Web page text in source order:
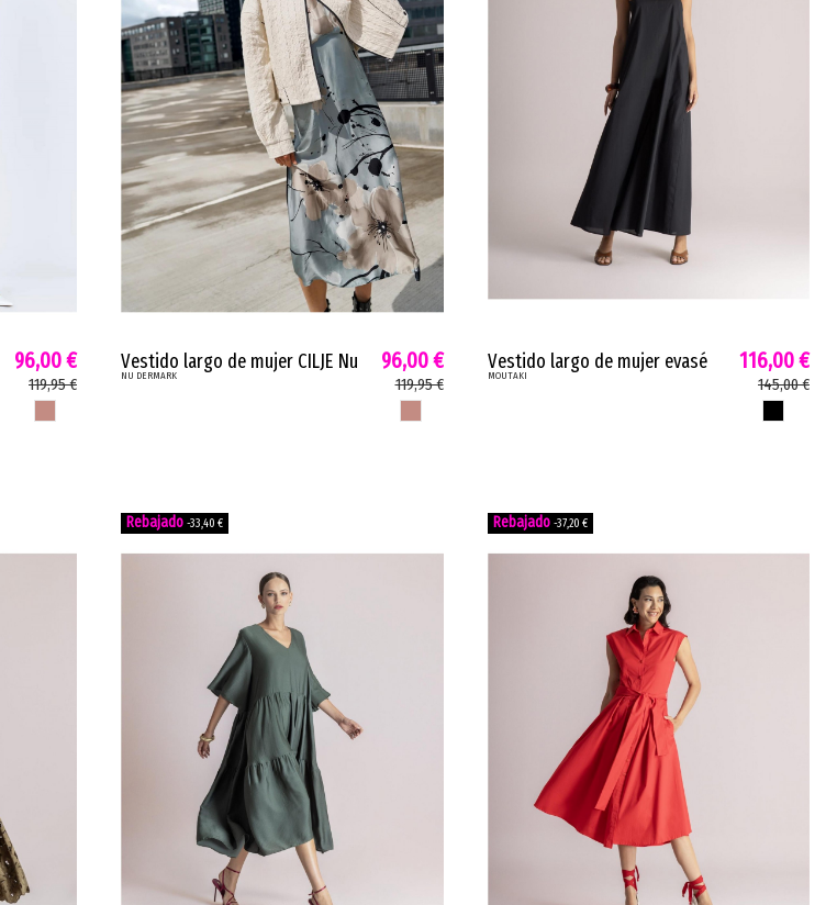
96,00 €
119,95 €
Vestido largo de mujer CILJE Nu
estampado único viscosa azul
NU DERMARK
96,00 €
119,95 €
Vestido largo de mujer evasé
Moutaki inspiración minimalista
MOUTAKI
116,00 €
145,00 €
-33,40 € -37,20 €